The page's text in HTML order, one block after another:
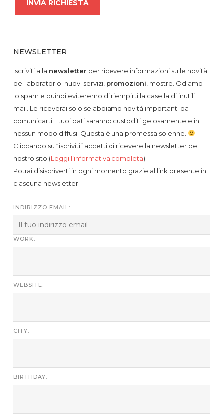
NEWSLETTER
Iscriviti alla newsletter per ricevere informazioni sulle novità
del laboratorio: nuovi servizi, promozioni , mostre. Odiamo
lo spam e quindi eviteremo di riempirti la casella di inutili
mail. Le riceverai solo se abbiamo novità importanti da
comunicarti. I tuoi dati saranno custoditi gelosamente e in
nessun modo diffusi. Questa è una promessa solenne.
Cliccando su “iscriviti” accetti di ricevere la newsletter del
nostro sito (Leggi l’informativa completa)
Potrai disiscriverti in ogni momento grazie al link presente in
ciascuna newsletter.
INDIRIZZO EMAIL:
WORK:
WEBSITE:
CITY:
BIRTHDAY: